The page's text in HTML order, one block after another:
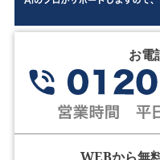
お電